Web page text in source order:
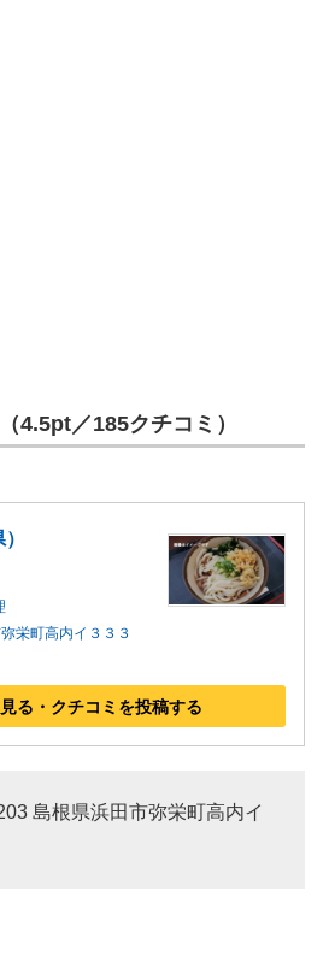
4.5pt／185クチコミ）
栄町高内イ３３３
る・クチコミを投稿する
島根県浜田市弥栄町高内イ